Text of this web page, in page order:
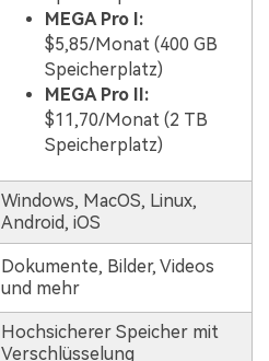
MEGA Pro I:
$5,85/Monat (400 GB
Speicherplatz)
MEGA Pro II:
$11,70/Monat (2 TB
Speicherplatz)
Windows, MacOS, Linux,
Android, iOS
Dokumente, Bilder, Videos
und mehr
Hochsicherer Speicher mit
Verschlüsselung